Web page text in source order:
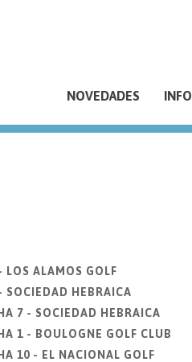
NOVEDADES INFO
LOS ALAMOS GOLF
SOCIEDAD HEBRAICA
7 - SOCIEDAD HEBRAICA
1 - BOULOGNE GOLF CLUB
10 - EL NACIONAL GOLF